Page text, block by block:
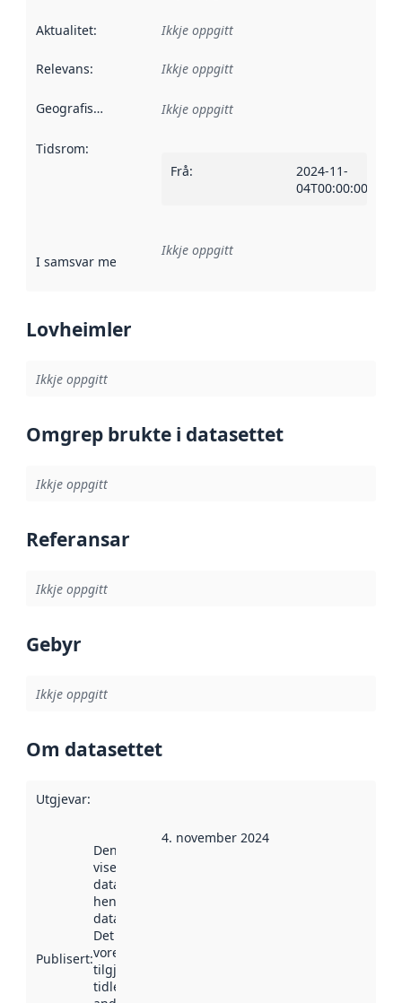
Aktualitet: Ikkje oppgitt
Relevans: Ikkje oppgitt
Geografisk område Ikkje oppgitt
Tidsrom:
Frå:
2024-11-
04T00:00:00Z
I samsvar med Referanse til ei implementeringsregel eller
Ikkje oppgitt
Lovheimler
Ikkje oppgitt
Omgrep brukte i datasettet
Ikkje oppgitt
Referansar
Ikkje oppgitt
Gebyr
Ikkje oppgitt
Om datasettet
Utgjevar:
Publisert:
Denne datoen
viser når
datasettet vart
henta inn av
data.norge.no.
Det kan ha
vore
tilgjengeleg
tidlegare
4. november 2024